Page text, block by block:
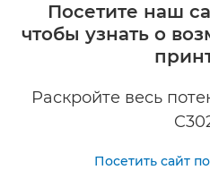
Посетите наш
чтобы узнать о
Раскройте весь
Посетить сайт